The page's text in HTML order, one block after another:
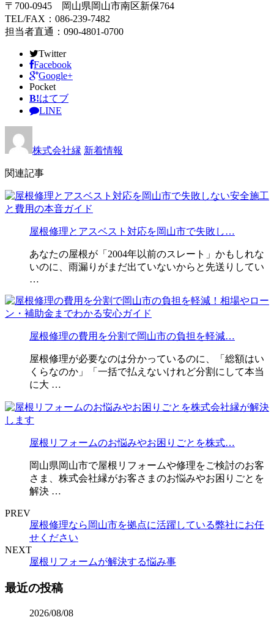
〒700-0945 岡山県岡山市南区新保764
TEL/FAX：086-239-7482
担当者直通：090-4801-0700
Twitter
Facebook
Google+
Pocket
B!はてブ
LINE
株式会社縁 新着情報
関連記事
屋根修理とアスベスト対応を岡山市で失敗し…
あなたの屋根が「2004年以前のスレート」かもしれな
いのに、雨漏りがまだ出ていないからと先送りしてい
…
屋根修理の費用を分割で岡山市の負担を軽減…
屋根修理が必要なのは分かっているのに、「総額はい
くらなのか」「一括で払えないけれど分割にして本当
に大 …
屋根リフォームのお悩みやお困りごとを株式…
岡山県岡山市で屋根リフォームや修理をご検討のお客
さま、株式会社縁がお客さまのお悩みやお困りごとを
解決 …
PREV
屋根修理なら岡山市を拠点に活躍している弊社にお任
せください
NEXT
屋根リフォームが解決する悩み事
最近の投稿
2026/08/08